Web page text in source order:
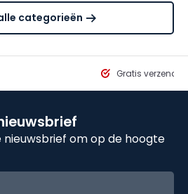
categorieën
Gratis
nieuwsbrief om op de hoogte